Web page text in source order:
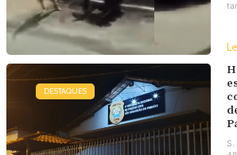
DESTAQUES
S.